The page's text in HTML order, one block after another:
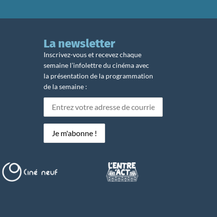
La newsletter
Inscrivez-vous et recevez chaque
semaine l’infolettre du cinéma avec
la présentation de la programmation
de la semaine :